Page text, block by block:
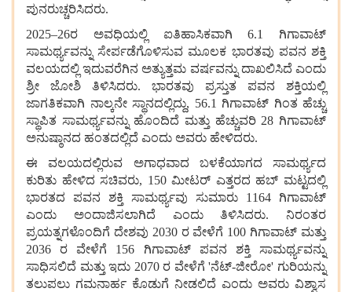
ಪುನರುಚ್ಚರಿಸಿದರು.
2025–26ರ ಅವಧಿಯಲ್ಲಿ ಐತಿಹಾಸಿಕವಾಗಿ 6.1 ಗಿಗಾವಾಟ್
ಸಾಮರ್ಥ್ಯವನ್ನು ಸೇರ್ಪಡೆಗೊಳಿಸುವ ಮೂಲಕ ಭಾರತವು ಪವನ ಶಕ್ತಿ
ವಲಯದಲ್ಲಿ ಇದುವರೆಗಿನ ಅತ್ಯುತ್ತಮ ವರ್ಷವನ್ನು ದಾಖಲಿಸಿದೆ ಎಂದು
ಶ್ರೀ ಜೋಶಿ ತಿಳಿಸಿದರು. ಭಾರತವು ಪ್ರಸ್ತುತ ಪವನ ಶಕ್ತಿಯಲ್ಲಿ
ಜಾಗತಿಕವಾಗಿ ನಾಲ್ಕನೇ ಸ್ಥಾನದಲ್ಲಿದ್ದು, 56.1 ಗಿಗಾವಾಟ್ ಗಿಂತ ಹೆಚ್ಚು
ಸ್ಥಾಪಿತ ಸಾಮರ್ಥ್ಯವನ್ನು ಹೊಂದಿದೆ ಮತ್ತು ಹೆಚ್ಚುವರಿ 28 ಗಿಗಾವಾಟ್
ಅನುಷ್ಠಾನದ ಹಂತದಲ್ಲಿದೆ ಎಂದು ಅವರು ಹೇಳಿದರು.
ಈ ವಲಯದಲ್ಲಿರುವ ಅಗಾಧವಾದ ಬಳಕೆಯಾಗದ ಸಾಮರ್ಥ್ಯದ
ಕುರಿತು ಹೇಳಿದ ಸಚಿವರು, 150 ಮೀಟರ್ ಎತ್ತರದ ಹಬ್ ಮಟ್ಟದಲ್ಲಿ
ಭಾರತದ ಪವನ ಶಕ್ತಿ ಸಾಮರ್ಥ್ಯವು ಸುಮಾರು 1164 ಗಿಗಾವಾಟ್
ಎಂದು ಅಂದಾಜಿಸಲಾಗಿದೆ ಎಂದು ತಿಳಿಸಿದರು. ನಿರಂತರ
ಪ್ರಯತ್ನಗಳೊಂದಿಗೆ ದೇಶವು 2030 ರ ವೇಳೆಗೆ 100 ಗಿಗಾವಾಟ್ ಮತ್ತು
2036 ರ ವೇಳೆಗೆ 156 ಗಿಗಾವಾಟ್ ಪವನ ಶಕ್ತಿ ಸಾಮರ್ಥ್ಯವನ್ನು
ಸಾಧಿಸಲಿದೆ ಮತ್ತು ಇದು 2070 ರ ವೇಳೆಗೆ 'ನೆಟ್-ಜೀರೋ' ಗುರಿಯನ್ನು
ತಲುಪಲು ಗಮನಾರ್ಹ ಕೊಡುಗೆ ನೀಡಲಿದೆ ಎಂದು ಅವರು ವಿಶ್ವಾಸ